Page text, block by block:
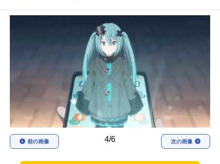
声優記事一覧
実写化映画一覧
今期アニメ曜日別一覧
春アニメ 夏アニメ
秋アニメ
男性声優/女性声優一覧
4/6
前の画像 次の画像